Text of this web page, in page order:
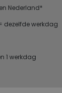
Nederland*
dezelfde werkdag
1 werkdag